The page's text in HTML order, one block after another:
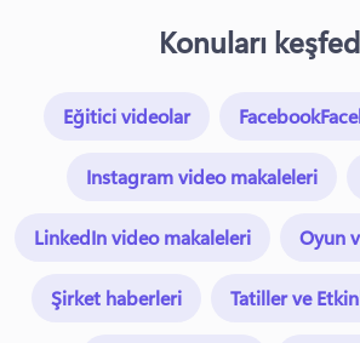
Konuları
Eğitici videolar
Instagram video makaleleri
LinkedIn video makaleleri Oyun
Şirket haberleri Tatiller ve